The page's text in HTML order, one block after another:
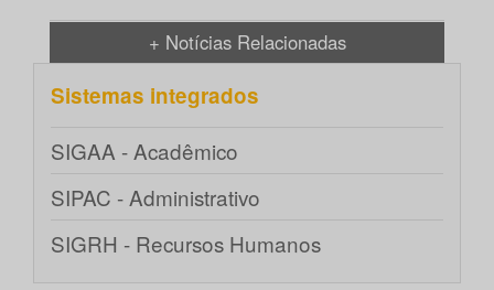
+ Notícias Relacionadas
Sistemas integrados
SIGAA - Acadêmico
SIPAC - Administrativo
SIGRH - Recursos Humanos